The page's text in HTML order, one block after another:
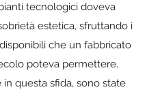
tecnologici doveva
estetica, sfruttando i
che un fabbricato
poteva permettere.
in questa sfida, sono state